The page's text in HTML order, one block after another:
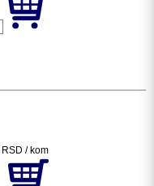
RSD / kom